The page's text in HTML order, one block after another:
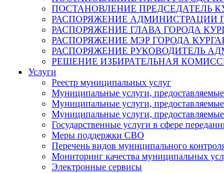
ПОСТАНОВЛЕНИЕ ПРЕДСЕДАТЕЛЬ
РАСПОРЯЖЕНИЕ АДМИНИСТРАЦИИ
РАСПОРЯЖЕНИЕ ГЛАВА ГОРОДА
РАСПОРЯЖЕНИЕ МЭР ГОРОДА
РАСПОРЯЖЕНИЕ РУКОВОДИТЕЛЬ
РЕШЕНИЕ ИЗБИРАТЕЛЬНАЯ
Услуги
Реестр муниципальных услуг
Муниципальные услуги,
Муниципальные услуги, предоставляемые
Муниципальные услуги,
Государственные услуги в сфере
Меры поддержки СВО
Перечень видов муниципального
Мониторинг качества муниципальных
Электронные сервисы